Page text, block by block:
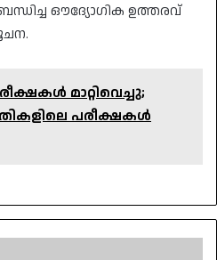
ഔദ്യോഗിക ഉത്തരവ്
മാറ്റിവെച്ചു;
പരീക്ഷകൾ